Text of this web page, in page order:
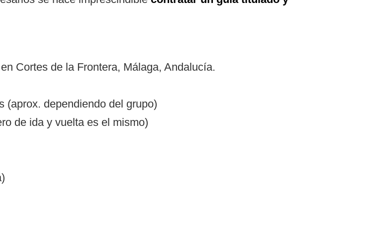
Cortes de la Frontera, Málaga, Andalucía.
(aprox. dependiendo del grupo)
de ida y vuelta es el mismo)